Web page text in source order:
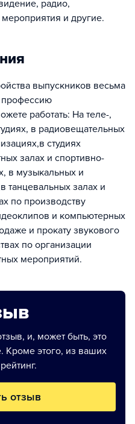
радио,
и другие.
выпускников весьма
работать: На теле-,
в радиовещательных
студиях
залах и спортивно-
в музыкальных и
танцевальных залах и
по производству
и компьютерных
и прокату звукового
по организации
мероприятий.
и, может быть, это
Кроме этого, из ваших
отзыв